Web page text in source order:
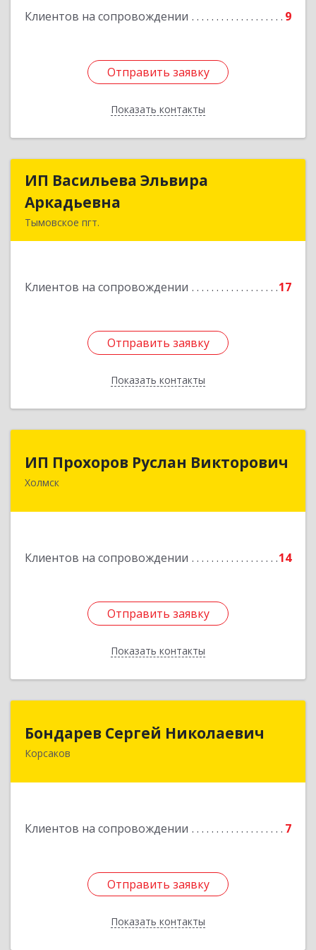
Клиентов на сопровождении 9
Отправить заявку
Показать контакты
Отправить заявку
Назад
ИП Васильева Эльвира
Аркадьевна
Тымовское пгт.
Клиентов на сопровождении 17
Отправить заявку
Показать контакты
ИП Васильева Эльвира
Отправить заявку
Назад
ИП Прохоров Руслан Викторович
Холмск
Клиентов на сопровождении 14
Отправить заявку
Показать контакты
694620, Сахалинская обл, Холмский р-н, Холмск
Отправить заявку
Назад
Бондарев Сергей Николаевич
Корсаков
Клиентов на сопровождении 7
Отправить заявку
Показать контакты
Бондарев Сергей Николаевич
Отправить заявку
Назад